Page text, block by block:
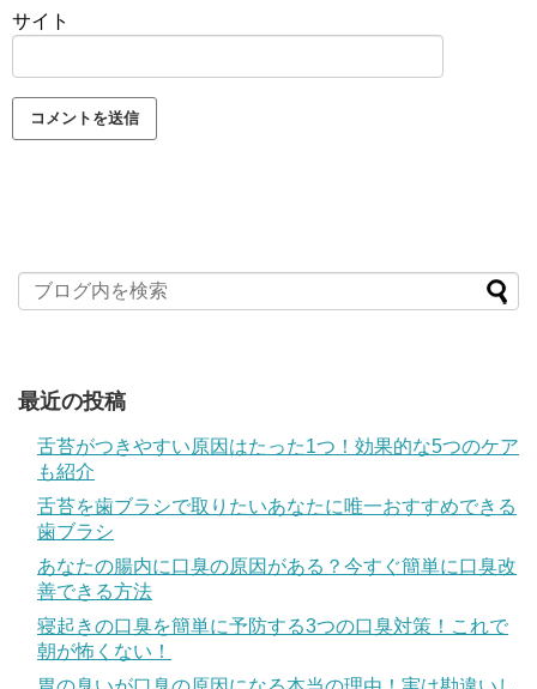
サイト
最近の投稿
舌苔がつきやすい原因はたった1つ！効果的な5つのケア
も紹介
舌苔を歯ブラシで取りたいあなたに唯一おすすめできる
歯ブラシ
あなたの腸内に口臭の原因がある？今すぐ簡単に口臭改
善できる方法
寝起きの口臭を簡単に予防する3つの口臭対策！これで
朝が怖くない！